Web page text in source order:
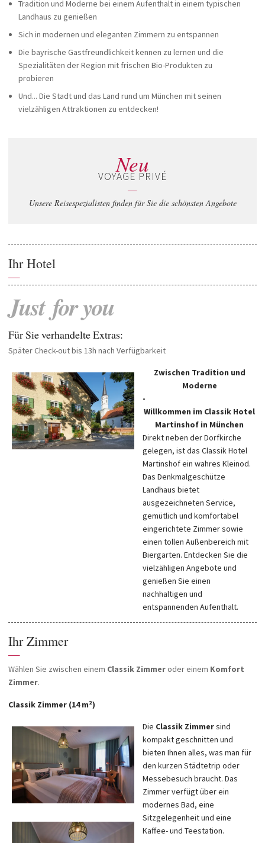
Tradition und Moderne bei einem Aufenthalt in einem typischen
Landhaus zu genießen
Sich in modernen und eleganten Zimmern zu entspannen
Die bayrische Gastfreundlichkeit kennen zu lernen und die
Spezialitäten der Region mit frischen Bio-Produkten zu
probieren
Und... Die Stadt und das Land rund um München mit seinen
vielzähligen Attraktionen zu entdecken!
Neu
VOYAGE PRIVÉ
—
Unsere Reisespezialisten finden für Sie die schönsten Angebote
Ihr Hotel
—
Just foryou
Für Sie verhandelte Extras:
Später Check-out bis 13h nach Verfügbarkeit
Zwischen Tradition und
Moderne
-
Willkommen im Classik Hotel
Martinshof in München
Direkt neben der Dorfkirche
gelegen, ist das Classik Hotel
Martinshof ein wahres Kleinod.
Das Denkmalgeschütze
Landhaus bietet
ausgezeichneten Service,
gemütlich und komfortabel
eingerichtete Zimmer sowie
einen tollen Außenbereich mit
Biergarten. Entdecken Sie die
vielzähligen Angebote und
genießen Sie einen
nachhaltigen und
entspannenden Aufenthalt.
Ihr Zimmer
—
Wählen Sie zwischen einem Classik Zimmeroder einem Komfort
Zimmer.
Classik Zimmer (14 m²)
Die Classik Zimmersind
kompakt geschnitten und
bieten Ihnen alles, was man für
den kurzen Städtetrip oder
Messebesuch braucht. Das
Zimmer verfügt über ein
modernes Bad, eine
Sitzgelegenheit und eine
Kaffee- und Teestation.